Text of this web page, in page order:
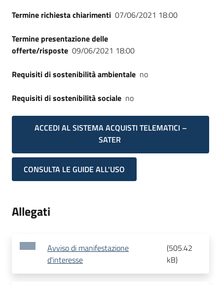
Termine richiesta chiarimenti 07/06/2021 18:00
Termine presentazione delle
offerte/risposte 09/06/2021 18:00
Requisiti di sostenibilità ambientale no
Requisiti di sostenibilità sociale no
ACCEDI AL SISTEMA ACQUISTI TELEMATICI –
SATER
CONSULTA LE GUIDE ALL'USO
Allegati
Avviso di manifestazione
d'interesse
(505.42
kB)